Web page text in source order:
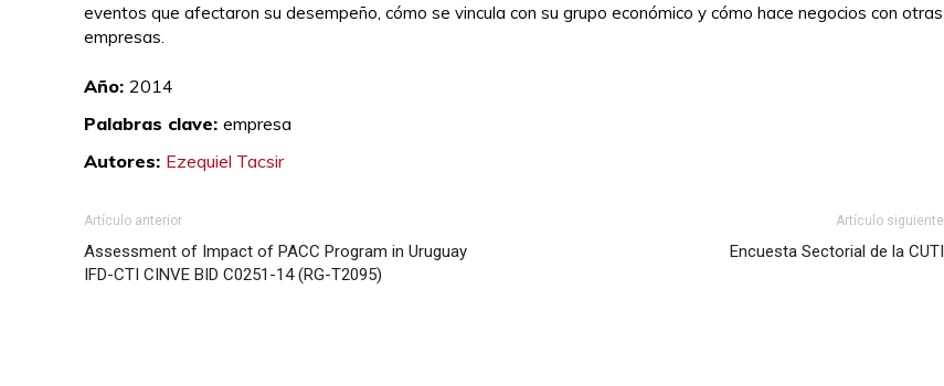
eventos que afectaron su desempeño, cómo se vincula con su grupo económico y cómo hace negocios con otras
empresas.
Año: 2014
Palabras clave: empresa
Autores: Ezequiel Tacsir
Artículo anterior
Assessment of Impact of PACC Program in Uruguay
IFD-CTI CINVE BID C0251-14 (RG-T2095)
Artículo siguiente
Encuesta Sectorial de la CUTI